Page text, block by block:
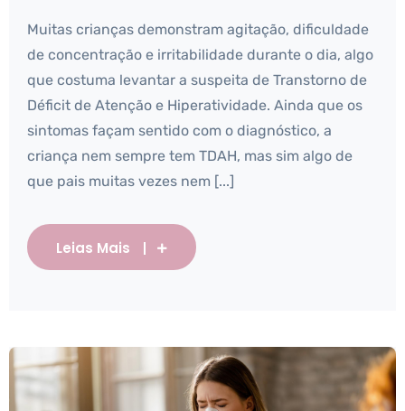
Muitas crianças demonstram agitação, dificuldade
de concentração e irritabilidade durante o dia, algo
que costuma levantar a suspeita de Transtorno de
Déficit de Atenção e Hiperatividade. Ainda que os
sintomas façam sentido com o diagnóstico, a
criança nem sempre tem TDAH, mas sim algo de
que pais muitas vezes nem [...]
Leias Mais